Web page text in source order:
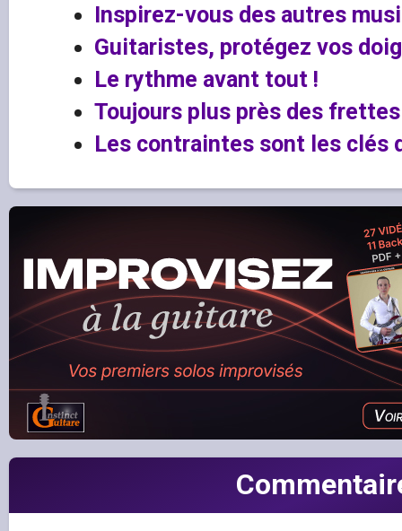
Inspirez-vous des autres
Guitaristes, protégez vos
Le rythme avant tout !
Toujours plus près des
Les contraintes sont les clés